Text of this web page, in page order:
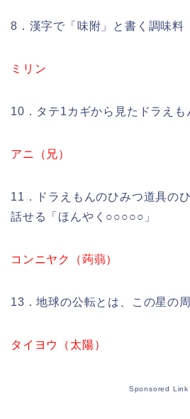
8．漢字で「味附」と書く調味料
ミリン
10．タテ1カギから見たドラえも
アニ（兄）
11．ドラえもんのひみつ道具の
話せる「ほんやく○○○○○」
コンニヤク（蒟蒻）
13．地球の公転とは、この星の
タイヨウ（太陽）
Sponsored Link